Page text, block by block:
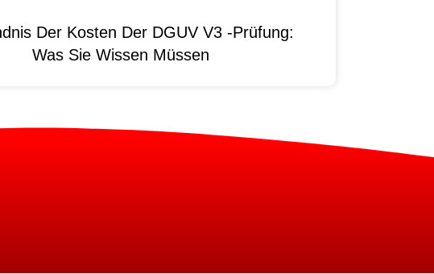
Der Kosten Der DGUV V3 -Prüfung:
Was Sie Wissen Müssen